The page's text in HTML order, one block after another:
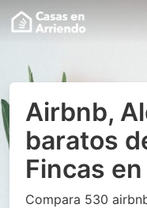
Airbnb,
baratos
Fincas
Compara 530